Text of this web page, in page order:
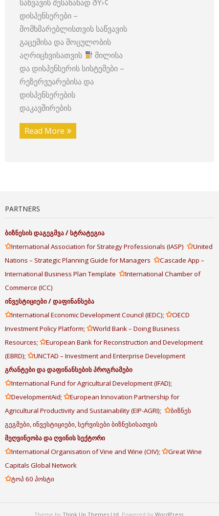
საწვავის შესანახად ðŸ›¢
დისპენსერები –
მომხმარებლისთვის საწვავის
გაცემისა და მოცულობის
აღრიცხვისათვის
მილისა
და დისპენსერის სისტემები –
რეზერვუარებისა და
დისპენსერების
დაკავშირების
Read More
PARTNERS
ბიზნესისდაგეგმვა/სტრატეგია
✩International Association for Strategy Professionals (IASP) ✩United
Nations – Strategic Planning Guide for Managers ✩Cascade App –
International Business Plan Template ✩International Chamber of
Commerce (ICC)
ინვესტიციები/დაფინანსება
✩International Economic Development Council (IEDC); ✩OECD
Investment Policy Platform; ✩World Bank – Doing Business
Resources; ✩European Bank for Reconstruction and Development
(EBRD); ✩UNCTAD – Investment and Enterprise Development
გრანტებიდადაფინანსებისპროგრამები
✩International Fund for Agricultural Development (IFAD);
✩DevelopmentAid; ✩European Innovation Partnership for
Agricultural Productivity and Sustainability (EIP-AGRI); ✩ბიზნეს
გეგმები, ინვესტიციები, სერვისები ბიზნესისათვის
მეღვინეობადაღვინისსექტორი
✩International Organisation of Vine and Wine (OIV); ✩Great Wine
Capitals Global Network
✩ტოპ 60 პოსტი
Theme by Think Up Themes Ltd . Powered by WordPress